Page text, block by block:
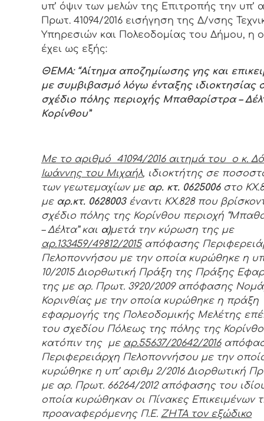
υπ’ όψιν των μελών της Επιτροπής την υπ’
Πρωτ. 41094/2016 εισήγηση της Δ/νσης
Υπηρεσιών και Πολεοδομίας του Δήμου, η
έχει ως εξής:
ΘΕΜΑ: “Αίτημα αποζημίωσης γης και
με συμβιβασμό λόγω ένταξης ιδιοκτησίας
σχέδιο πόλης περιοχής Μπαθαρίστρα –
Κορίνθου”
Με το αριθμό 41094/2016αιτημά του ο κ.
Ιωάννης του Μιχαήλ, ιδιοκτήτης σε
των γεωτεμαχίων με αρ. κτ. 0625006 στο
με αρ.κτ. 0628003έναντι ΚΧ.828 που
σχέδιο πόλης της Κορίνθου περιοχή
– Δέλτα” και α)μετά την κύρωση της με
αρ.133459/49812/2015απόφασης
Πελοποννήσου με την οποία κυρώθηκε η
10/2015 Διορθωτική Πράξη της Πράξης
της με αρ. Πρωτ. 3920/2009 απόφασης
Κορινθίας με την οποία κυρώθηκε η πράξη
εφαρμογής της Πολεοδομικής Μελέτης
του σχεδίου Πόλεως της πόλης της
κατόπιν της με αρ.55637/20642/2016
Περιφερειάρχη Πελοποννήσου με την
κυρώθηκε η υπ’ αριθμ 2/2016 Διορθωτική
με αρ. Πρωτ. 66264/2012 απόφασης του
οποία κυρώθηκαν οι Πίνακες Επικειμένων
προαναφερόμενης Π.Ε. ΖΗΤΑ τον εξώδικο